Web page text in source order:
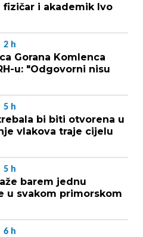
i akademik Ivo
2 h
Gorana Komlenca
u: "Odgovorni nisu
5 h
bi biti otvorena u
vlakova traje cijelu
5 h
barem jednu
u svakom primorskom
6 h